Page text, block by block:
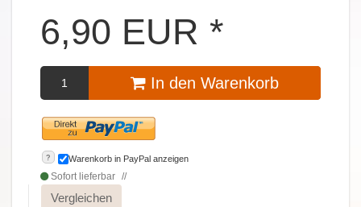
6,90 EUR *
In den Warenkorb
? Warenkorb in PayPal anzeigen
Sofort lieferbar
Vergleichen